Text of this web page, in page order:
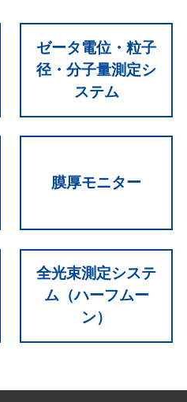
ゼータ電位・粒子
径・分子量測定シ
ステム
膜厚モニター
全光束測定システ
ム（ハーフムー
ン）